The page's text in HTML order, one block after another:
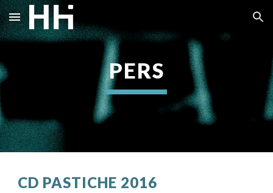
Skip to main content Skip to navigation
PERS
CD PASTICHE 2016